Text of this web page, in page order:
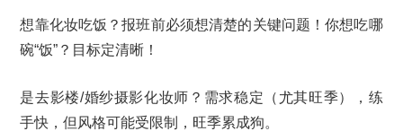
想靠化妆吃饭？报班前必须想清楚的关键问题！你想吃哪
碗“饭”？目标定清晰！
是去影楼/婚纱摄影化妆师？需求稳定（尤其旺季），练
手快，但风格可能受限制，旺季累成狗。